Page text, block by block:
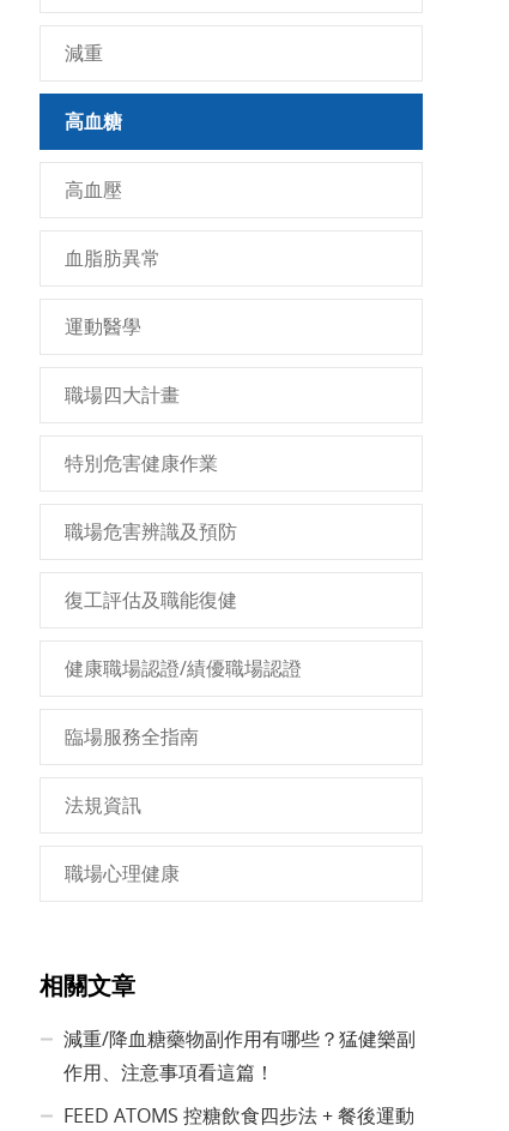
減重
高血糖
高血壓
血脂肪異常
運動醫學
職場四大計畫
特別危害健康作業
職場危害辨識及預防
復工評估及職能復健
健康職場認證/績優職場認證
臨場服務全指南
法規資訊
職場心理健康
相關文章
減重/降血糖藥物副作用有哪些？猛健樂副
作用、注意事項看這篇！
FEED ATOMS 控糖飲食四步法 + 餐後運動